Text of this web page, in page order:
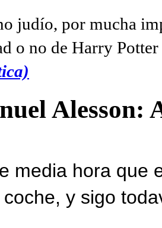
judío, por mucha
o no de Harry
Alesson:
media hora que
y sigo